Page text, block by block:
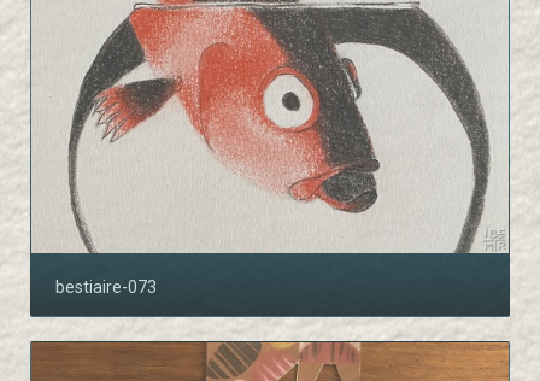
bestiaire-073